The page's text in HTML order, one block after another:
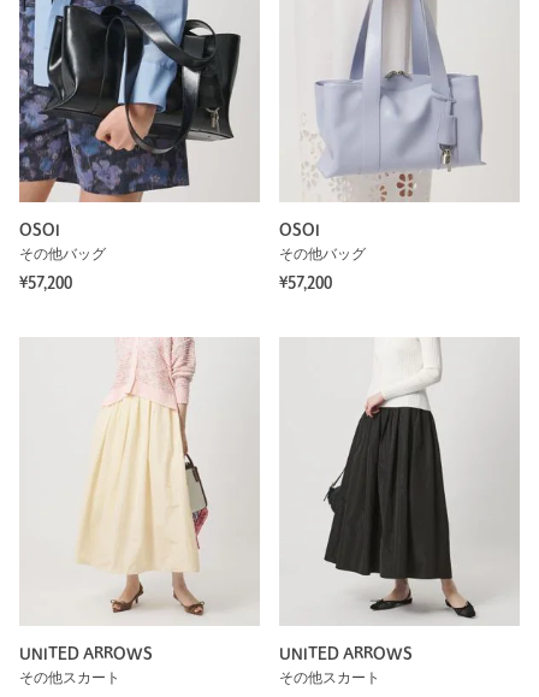
OSOI
その他バッグ
¥57,200
OSOI
その他バッグ
¥57,200
UNITED ARROWS
その他スカート
UNITED ARROWS
その他スカート